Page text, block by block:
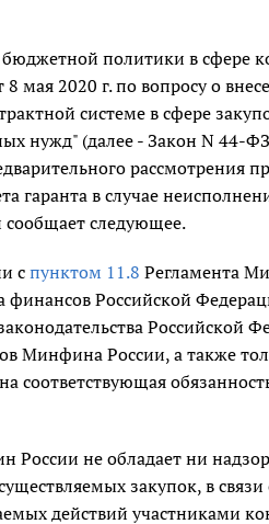
политики в сфере
8 мая 2020 г. по вопросу о
системе в сфере
нужд" (далее - Закон N 44-
рассмотрения
гаранта в случае
следующее.
спунктом 11.8 Регламента
финансов Российской
Минфина России, а также
соответствующая
России не обладает ни
закупок, в
действий участниками